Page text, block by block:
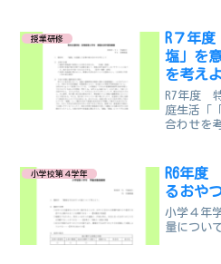
授業研修
R７年
塩」を
を考え
R7年度
庭生活「
合わせを
小学校第４学年
R6年
るおや
小学４年
量につい